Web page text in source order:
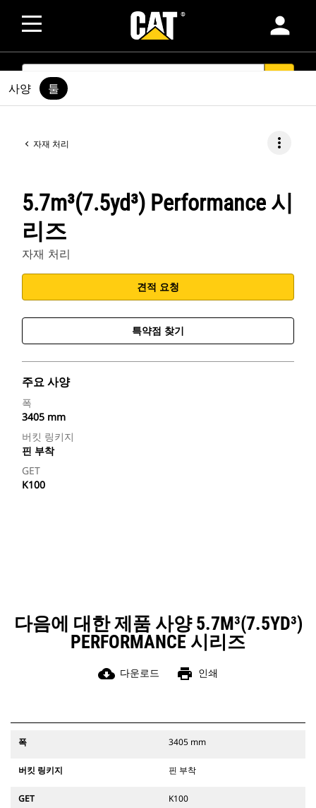
person
SEARCH
자재 처리 more_vert
5.7m³(7.5yd³) Performance 시
리즈
자재 처리
견적 요청
특약점 찾기
주요 사양
폭
3405 mm
버킷 링키지
핀 부착
GET
K100
사양 툴
다음에 대한 제품 사양 5.7M³(7.5YD³)
PERFORMANCE 시리즈
cloud_download 다운로드 print 인쇄
폭 3405 mm
버킷 링키지 핀 부착
GET K100